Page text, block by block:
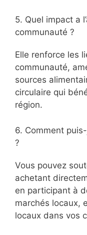
5. Quel impact a
communauté ?
Elle renforce les
communauté,
sources
circulaire qui
région.
6. Comment
?
Vous pouvez
achetant
en participant à
marchés locaux,
locaux dans vos